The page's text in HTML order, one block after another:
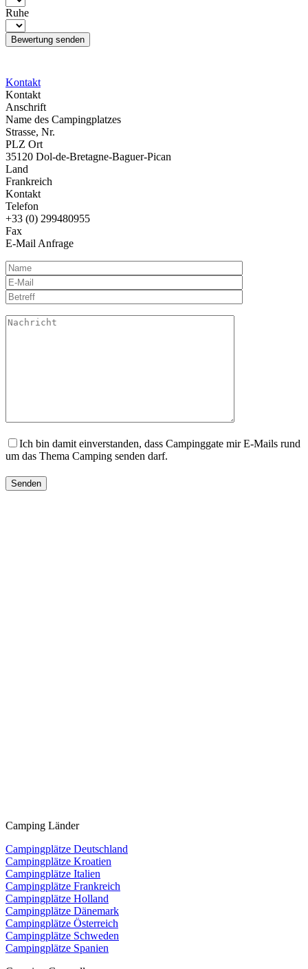
Ruhe
Kontakt
Kontakt
Anschrift
Name des Campingplatzes
Strasse, Nr.
PLZ Ort
35120 Dol-de-Bretagne-Baguer-Pican
Land
Frankreich
Kontakt
Telefon
+33 (0) 299480955
Fax
E-Mail Anfrage
Ich bin damit einverstanden, dass Campinggate mir E-Mails rund
um das Thema Camping senden darf.
Camping Länder
Campingplätze Deutschland
Campingplätze Kroatien
Campingplätze Italien
Campingplätze Frankreich
Campingplätze Holland
Campingplätze Dänemark
Campingplätze Österreich
Campingplätze Schweden
Campingplätze Spanien